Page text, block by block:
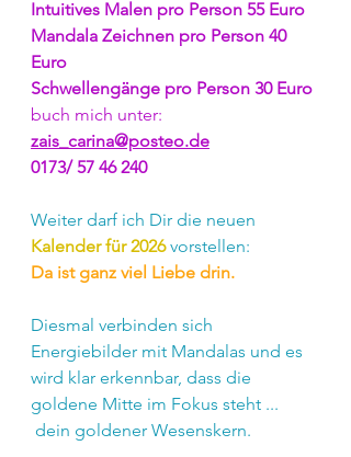
Intuitives Malen pro Person 55 Euro
Mandala Zeichnen pro Person 40
Euro
Schwellengänge pro Person 30 Euro
buch mich unter:
zais_carina@posteo.de
0173/ 57 46 240
Weiter darf ich Dir die neuen
Kalender für 2026 vorstellen:
Da ist ganz viel Liebe drin.
Diesmal verbinden sich
Energiebilder mit Mandalas und es
wird klar erkennbar, dass die
goldene Mitte im Fokus steht ...
dein goldener Wesenskern.